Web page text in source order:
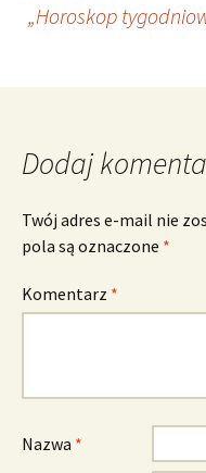
wpisu
„Horoskop
Dodaj
Twój adres e-mail nie
pola są oznaczone *
Komentarz *
Nazwa *